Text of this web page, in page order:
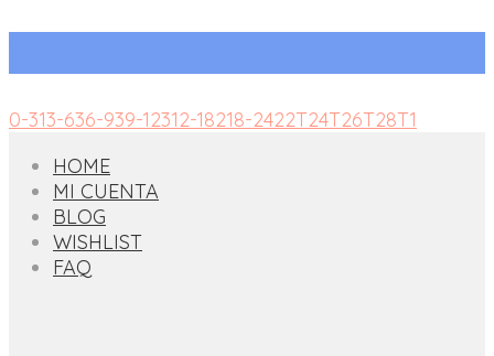
0-313-636-939-12312-18218-2422T24T26T28T1
HOME
MI CUENTA
BLOG
WISHLIST
FAQ